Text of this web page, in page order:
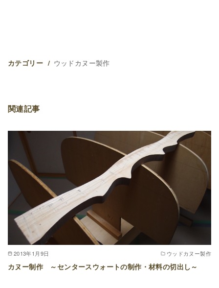
カテゴリー ウッドカヌー製作
関連記事
2013年1月9日 ウッドカヌー製作
カヌー制作 ～センタースウォートの制作・材料の切出し～